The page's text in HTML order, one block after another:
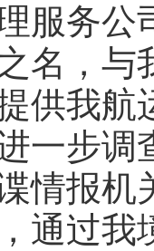
服务公
名，与
供我航
一步调
情报机
通过我